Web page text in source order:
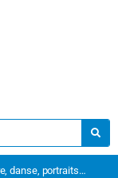
danse, portraits…